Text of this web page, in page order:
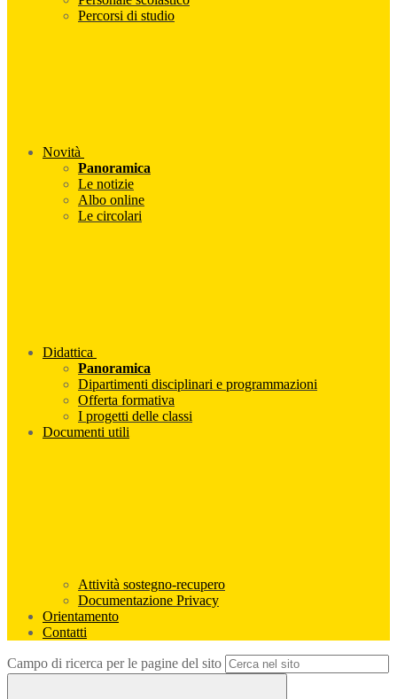
Percorsi di studio
Novità
Panoramica
Le notizie
Albo online
Le circolari
Didattica
Panoramica
Dipartimenti disciplinari e programmazioni
Offerta formativa
I progetti delle classi
Documenti utili
Attività sostegno-recupero
Documentazione Privacy
Orientamento
Contatti
Campo di ricerca per le pagine del sito